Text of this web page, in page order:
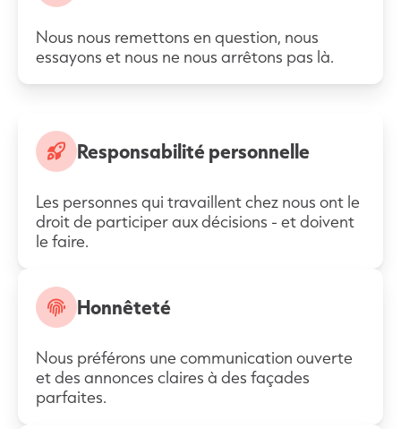
Nous nous remettons en question, nous
essayons et nous ne nous arrêtons pas là.
Responsabilité personnelle
Les personnes qui travaillent chez nous ont le
droit de participer aux décisions - et doivent
le faire.
Honnêteté
Nous préférons une communication ouverte
et des annonces claires à des façades
parfaites.